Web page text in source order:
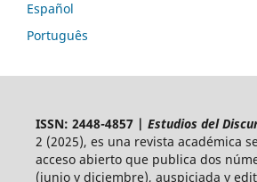
Español
Português
ISSN: 2448-4857 | Estudios del
2 (2025), es una revista académica
acceso abierto que publica dos
(junio y diciembre), auspiciada y